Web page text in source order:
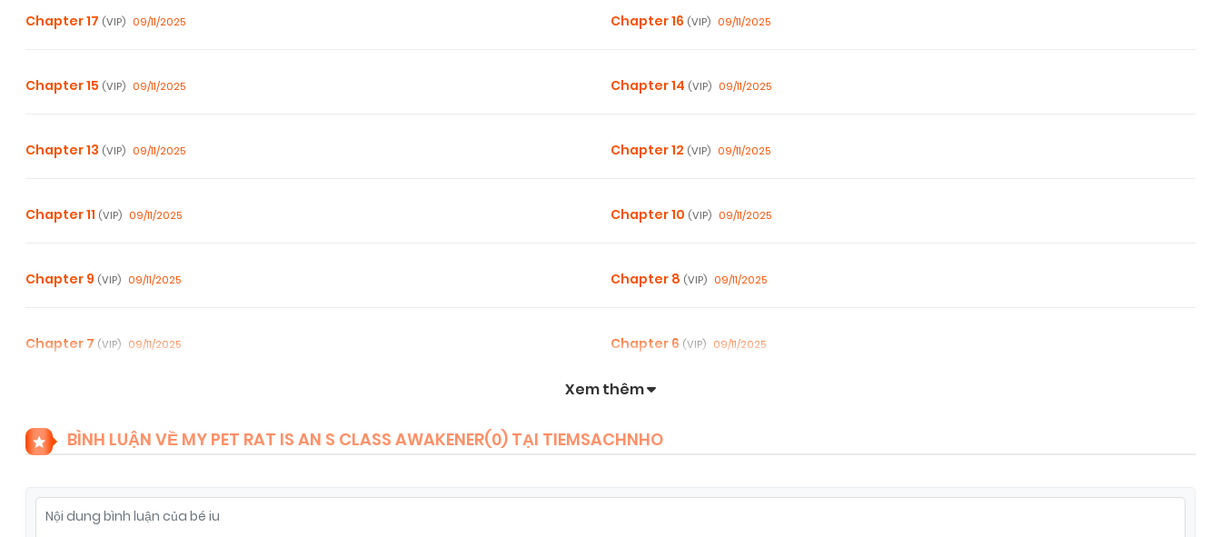
Chapter 17 (VIP) 09/11/2025 Chapter 16 (VIP) 09/11/2025
Chapter 15 (VIP) 09/11/2025 Chapter 14 (VIP) 09/11/2025
Chapter 13 (VIP) 09/11/2025 Chapter 12 (VIP) 09/11/2025
Chapter 11 (VIP) 09/11/2025 Chapter 10 (VIP) 09/11/2025
Chapter 9 (VIP) 09/11/2025 Chapter 8 (VIP) 09/11/2025
Chapter 7 (VIP) 09/11/2025 Chapter 6 (VIP) 09/11/2025
Xem thêm
BÌNH LUẬN VỀ MY PET RAT IS AN S CLASS AWAKENER(0) TẠI TIEMSACHNHO